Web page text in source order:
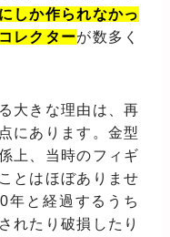
しか作られなかっ
レクターが数多く
大きな理由は、再
にあります。金型
上、当時のフィギ
とはほぼありませ
年と経過するうち
れたり破損したり